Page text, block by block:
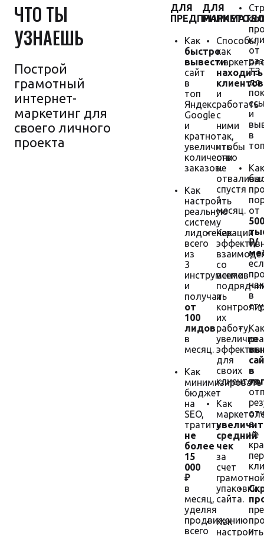
ЧТО ТЫ
УЗНАЕШЬ
Построй
грамотный
интернет-
маркетинг для
своего личного
проекта
ДЛЯ
Как
быстро
вывести
сайт
в
топ
Яндекс,
Google
и
кратно
увеличить
количество
заказов.
Как
настроить
реальную
систему
лидогенерации
всего
из
3
инструментов
и
получать
от
100
лидов
в
месяц.
Как
минимизировать
бюджет
на
SEO,
тратить
не
более
15
000
₽
в
месяц,
уделяя
продвижению
всего
ДЛЯ
Способы,
как
находить
клиентов
и
работать
с
ними
так,
чтобы
они
не
спустя
1
месяц.
Как
со
всеми
и
их
работу,
увеличив
для
своих
клиентов.
Как
средний
чек
за
счет
упаковки
сайта.
Как
настроить
от
ТЗ
до
и
в
Как
от
500
₽/
в
Как
в
а
не
и